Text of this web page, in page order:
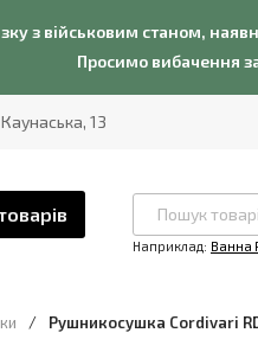
з військовим станом,
Просимо вибачення
13
Наприклад: Ванна
/ Рушникосушка Cordivari